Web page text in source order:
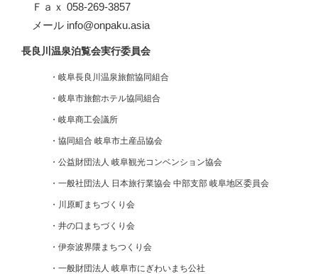
Ｆａｘ 058-269-3857
メール info@onpaku.asia
長良川温泉泊覧会実行委員会
・ 岐阜長良川温泉旅館協同組合
・岐阜市旅館ホテル協同組合
・ 岐阜商工会議所
・ 協同組合 岐阜市土産品協会
・ 公益財団法人 岐阜観光コンベンション協会
・ 一般社団法人 日本旅行業協会 中部支部 岐阜地区委員会
・ 川原町まちづくり会
・ 井の口まちづくり会
・ 伊奈波界隈まちつくり会
・ 一般財団法人 岐阜市にぎわいまち公社